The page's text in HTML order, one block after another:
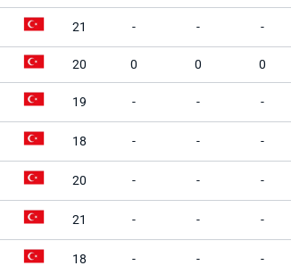
21 - - -
20 0 0 0
19 - - -
18 - - -
20 - - -
21 - - -
18 - - -